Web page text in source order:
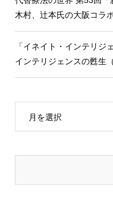
木村、辻本氏の大阪コラ
「イネイト・インテリジ
インテリジェンスの甦生（
月を選択